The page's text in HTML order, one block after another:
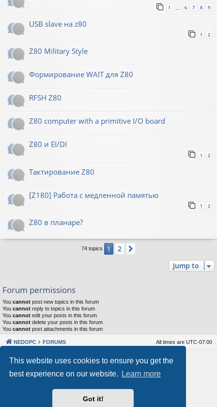
This website uses cookies to ensure you get the
best experience on our website.
Learn more
Got it!
1 … 6 7 8 9
USB slave на z80
1 2
Z80 Military Style
Формирование WAIT для Z80
RFSH Z80
Z80 computer with a primitive I/O board
Z80 и EI/DI
1 2
Тактирование Z80
[Z180] Работа с медленной памятью
1 2
Z80 в планаре?
74 topics 1 2
Jump to
Forum permissions
You cannot post new topics in this forum
You cannot reply to topics in this forum
You cannot edit your posts in this forum
You cannot delete your posts in this forum
You cannot post attachments in this forum
NEDOPC FORUMS All times are UTC-07:00
Powered by phpBB® Forum Software © phpBB Limited
Our VPS Hosting By RimuHosting
This server is located in London data center